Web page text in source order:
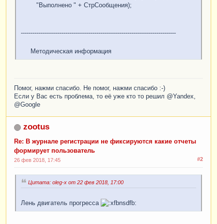
"Выполнено " + СтрСообщения);
--------------------------------------------------------------------------------
Методическая информация
Помог, нажми спасибо. Не помог, нажми спасибо :-)
Если у Вас есть проблема, то её уже кто то решил @Yandex,
@Google
zootus
Re: В журнале регистрации не фиксируются какие отчеты
формирует пользователь
#2
26 фев 2018, 17:45
Цитата: oleg-x от 22 фев 2018, 17:00
Лень двигатель прогресса